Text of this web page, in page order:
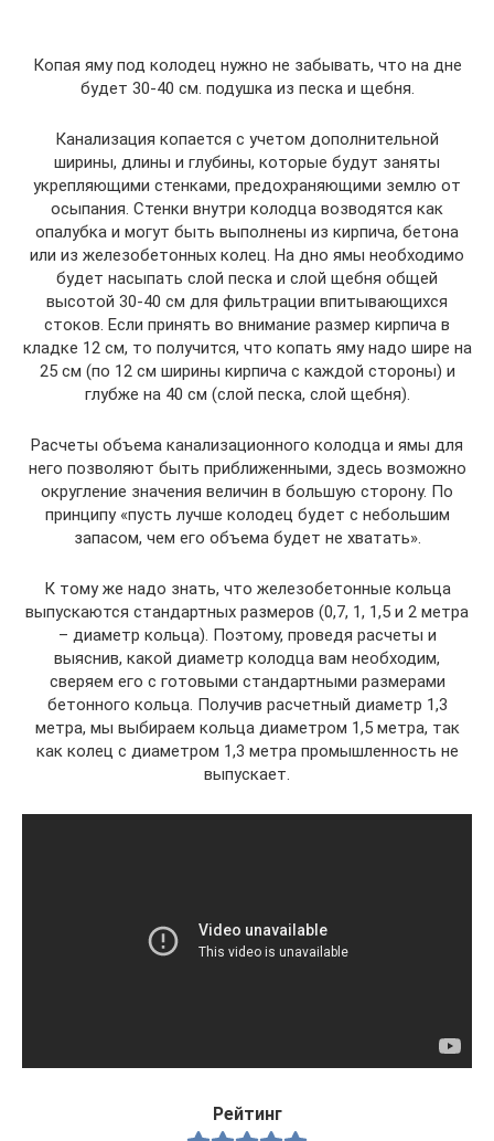
Копая яму под колодец нужно не забывать, что на дне
будет 30-40 см. подушка из песка и щебня.
Канализация копается с учетом дополнительной
ширины, длины и глубины, которые будут заняты
укрепляющими стенками, предохраняющими землю от
осыпания. Стенки внутри колодца возводятся как
опалубка и могут быть выполнены из кирпича, бетона
или из железобетонных колец. На дно ямы необходимо
будет насыпать слой песка и слой щебня общей
высотой 30-40 см для фильтрации впитывающихся
стоков. Если принять во внимание размер кирпича в
кладке 12 см, то получится, что копать яму надо шире на
25 см (по 12 см ширины кирпича с каждой стороны) и
глубже на 40 см (слой песка, слой щебня).
Расчеты объема канализационного колодца и ямы для
него позволяют быть приближенными, здесь возможно
округление значения величин в большую сторону. По
принципу «пусть лучше колодец будет с небольшим
запасом, чем его объема будет не хватать».
К тому же надо знать, что железобетонные кольца
выпускаются стандартных размеров (0,7, 1, 1,5 и 2 метра
– диаметр кольца). Поэтому, проведя расчеты и
выяснив, какой диаметр колодца вам необходим,
сверяем его с готовыми стандартными размерами
бетонного кольца. Получив расчетный диаметр 1,3
метра, мы выбираем кольца диаметром 1,5 метра, так
как колец с диаметром 1,3 метра промышленность не
выпускает.
Рейтинг